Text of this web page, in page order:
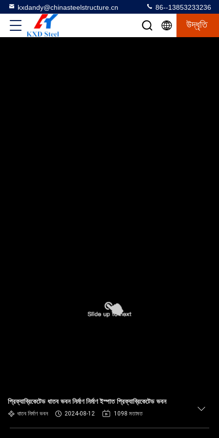
kxdandy@chinasteelstructure.cn 86--13853233236
উদ্ধৃতি
প্রিফ্যাব্রিকেটেড ধাতব ভবন নির্মাণ নির্মাণ ইস্পাত প্রিফ্যাব্রিকেটেড ভবন
ধাতব নির্মাণ ভবন 2024-08-12 1098 মতামত